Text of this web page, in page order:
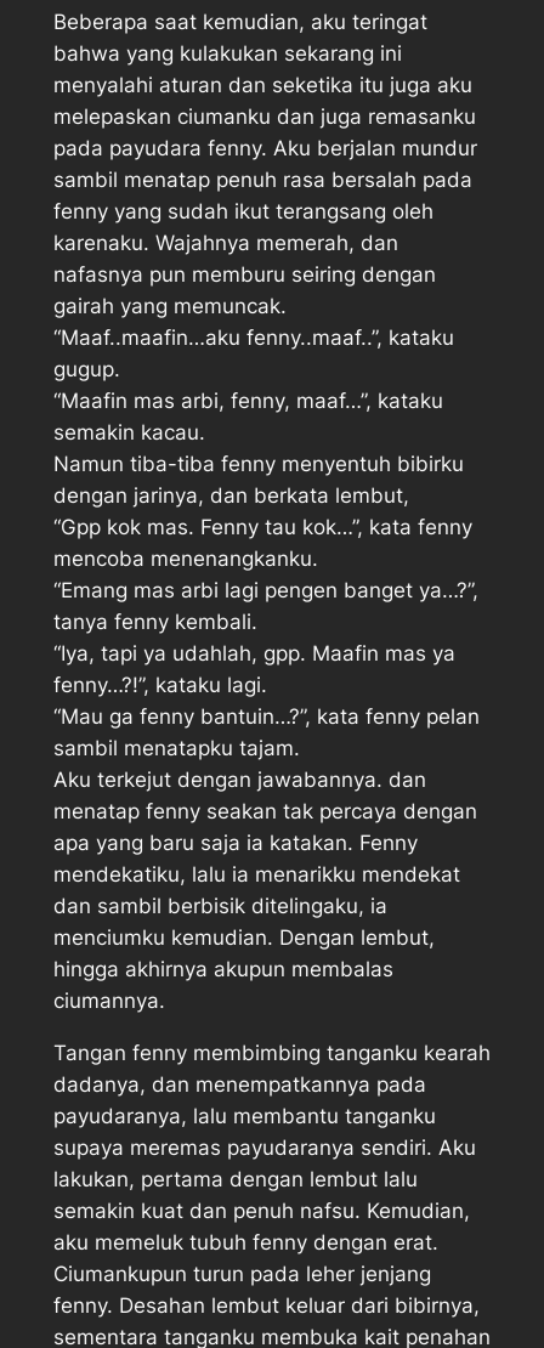
Beberapa saat kemudian, aku teringat
bahwa yang kulakukan sekarang ini
menyalahi aturan dan seketika itu juga aku
melepaskan ciumanku dan juga remasanku
pada payudara fenny. Aku berjalan mundur
sambil menatap penuh rasa bersalah pada
fenny yang sudah ikut terangsang oleh
karenaku. Wajahnya memerah, dan
nafasnya pun memburu seiring dengan
gairah yang memuncak.
“Maaf..maafin…aku fenny..maaf..”, kataku
gugup.
“Maafin mas arbi, fenny, maaf…”, kataku
semakin kacau.
Namun tiba-tiba fenny menyentuh bibirku
dengan jarinya, dan berkata lembut,
“Gpp kok mas. Fenny tau kok…”, kata fenny
mencoba menenangkanku.
“Emang mas arbi lagi pengen banget ya…?”,
tanya fenny kembali.
“Iya, tapi ya udahlah, gpp. Maafin mas ya
fenny…?!”, kataku lagi.
“Mau ga fenny bantuin…?”, kata fenny pelan
sambil menatapku tajam.
Aku terkejut dengan jawabannya. dan
menatap fenny seakan tak percaya dengan
apa yang baru saja ia katakan. Fenny
mendekatiku, lalu ia menarikku mendekat
dan sambil berbisik ditelingaku, ia
menciumku kemudian. Dengan lembut,
hingga akhirnya akupun membalas
ciumannya.
Tangan fenny membimbing tanganku kearah
dadanya, dan menempatkannya pada
payudaranya, lalu membantu tanganku
supaya meremas payudaranya sendiri. Aku
lakukan, pertama dengan lembut lalu
semakin kuat dan penuh nafsu. Kemudian,
aku memeluk tubuh fenny dengan erat.
Ciumankupun turun pada leher jenjang
fenny. Desahan lembut keluar dari bibirnya,
sementara tanganku membuka kait penahan